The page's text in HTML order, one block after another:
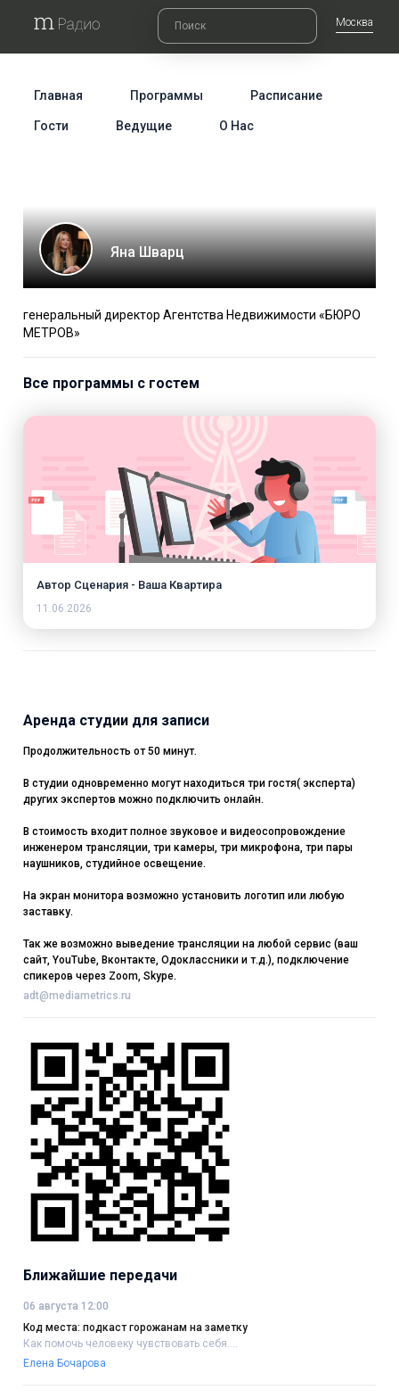
Москва
Главная Программы Расписание
Гости Ведущие О Нас
Яна Шварц
генеральный директор Агентства Недвижимости «БЮРО
МЕТРОВ»
Все программы с гостем
Автор Сценария - Ваша Квартира
11.06.2026
Аренда студии для записи
Продолжительность от 50 минут.
В студии одновременно могут находиться три гостя( эксперта)
других экспертов можно подключить онлайн.
В стоимость входит полное звуковое и видеосопровождение
инженером трансляции, три камеры, три микрофона, три пары
наушников, студийное освещение.
На экран монитора возможно установить логотип или любую
заставку.
Так же возможно выведение трансляции на любой сервис (ваш
сайт, YouTube, Вконтакте, Одоклассники и т.д.), подключение
спикеров через Zoom, Skype.
adt@mediametrics.ru
Ближайшие передачи
06 августа 12:00
Код места: подкаст горожанам на заметку
Как помочь человеку чувствовать себя....
Елена Бочарова